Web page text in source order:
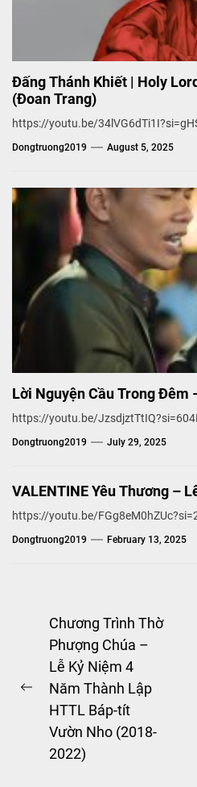
Đấng Thánh Khiết | Holy
(Đoan Trang)
https://youtu.be/
Dongtruong2019 August 5, 2025
Lời Nguyện Cầu Trong Đêm
https://youtu.be/
Dongtruong2019 July 29, 2025
VALENTINE Yêu Thương –
https://youtu.be/
Dongtruong2019 February 13, 2025
Post
navigation
Previous
post:
Chương Trình Thờ
Phượng Chúa –
Lễ Kỷ Niệm 4
Năm Thành Lập
HTTL Báp-tít
Vườn Nho (2018-
2022)